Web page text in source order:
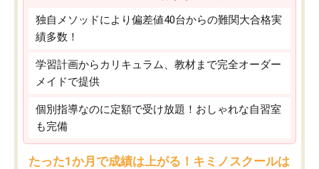
独自メソッドにより偏差値40台からの難関大合格実
績多数！
学習計画からカリキュラム、教材まで完全オーダー
メイドで提供
個別指導なのに定額で受け放題！おしゃれな自習室
も完備
たった1か月で成績は上がる！キミノスクールは